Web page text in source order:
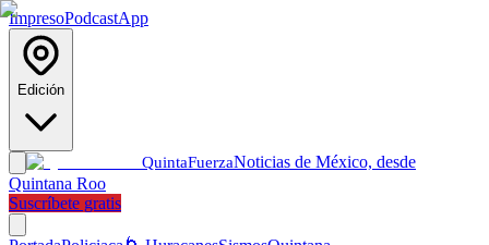
ImpresoPodcastApp
Edición
QuintaFuerzaNoticias de México, desde
Quintana Roo
Suscríbete gratis